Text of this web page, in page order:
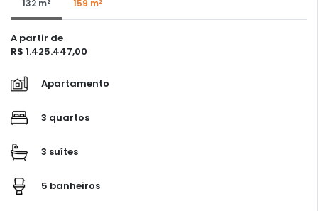
132 m² 159 m²
A partir de
R$ 1.425.447,00
Apartamento
3 quartos
3 suítes
5 banheiros